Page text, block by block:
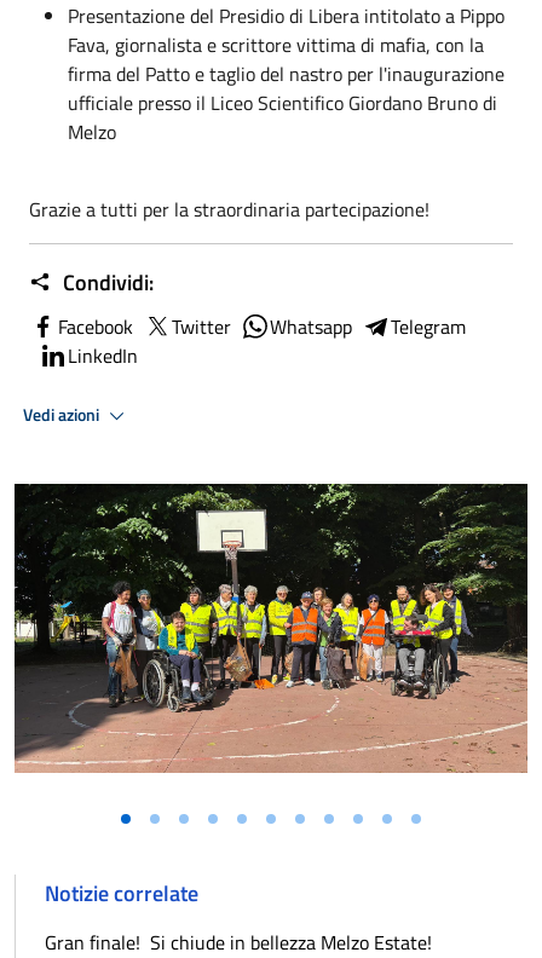
Presentazione del Presidio di Libera intitolato a Pippo
Fava, giornalista e scrittore vittima di mafia, con la
firma del Patto e taglio del nastro per l'inaugurazione
ufficiale presso il Liceo Scientifico Giordano Bruno di
Melzo
Grazie a tutti per la straordinaria partecipazione!
Condividi:
Facebook Twitter Whatsapp
Telegram
LinkedIn
Vedi azioni
Notizie correlate
Gran finale! Si chiude in bellezza Melzo Estate!